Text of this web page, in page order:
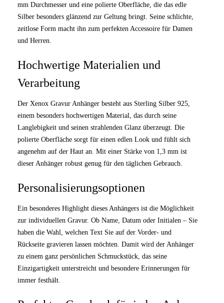
mm Durchmesser und eine polierte Oberfläche, die das edle
Silber besonders glänzend zur Geltung bringt. Seine schlichte,
zeitlose Form macht ihn zum perfekten Accessoire für Damen
und Herren.
Hochwertige Materialien und
Verarbeitung
Der Xenox Gravur Anhänger besteht aus Sterling Silber 925,
einem besonders hochwertigen Material, das durch seine
Langlebigkeit und seinen strahlenden Glanz überzeugt. Die
polierte Oberfläche sorgt für einen edlen Look und fühlt sich
angenehm auf der Haut an. Mit einer Stärke von 1,3 mm ist
dieser Anhänger robust genug für den täglichen Gebrauch.
Personalisierungsoptionen
Ein besonderes Highlight dieses Anhängers ist die Möglichkeit
zur individuellen Gravur. Ob Name, Datum oder Initialen – Sie
haben die Wahl, welchen Text Sie auf der Vorder- und
Rückseite gravieren lassen möchten. Damit wird der Anhänger
zu einem ganz persönlichen Schmuckstück, das seine
Einzigartigkeit unterstreicht und besondere Erinnerungen für
immer festhält.